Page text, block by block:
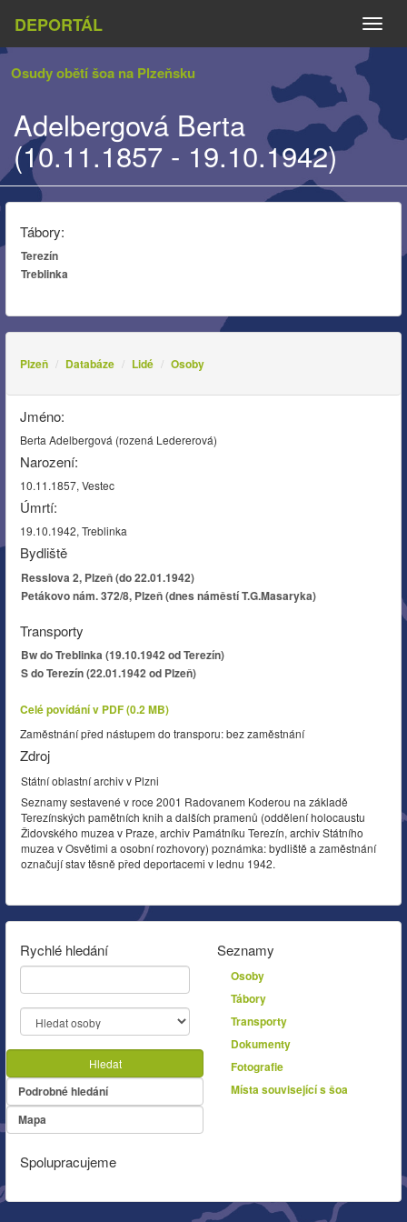
DEPORTÁL
Osudy obětí šoa na Plzeňsku
Adelbergová Berta
(10.11.1857 - 19.10.1942)
Tábory:
Terezín
Treblinka
Plzeň Databáze Lidé Osoby
Jméno:
Berta Adelbergová (rozená Ledererová)
Narození:
10.11.1857, Vestec
Úmrtí:
19.10.1942, Treblinka
Bydliště
Resslova 2, Plzeň (do 22.01.1942)
Petákovo nám. 372/8, Plzeň (dnes náměstí T.G.Masaryka)
Transporty
Bw do Treblinka (19.10.1942 od Terezín)
S do Terezín (22.01.1942 od Plzeň)
Celé povídání v PDF (0.2 MB)
Zaměstnání před nástupem do transporu: bez zaměstnání
Zdroj
Státní oblastní archiv v Plzni
Seznamy sestavené v roce 2001 Radovanem Koderou na základě
Terezínských pamětních knih a dalších pramenů (oddělení holocaustu
Židovského muzea v Praze, archiv Památníku Terezín, archiv Státního
muzea v Osvětimi a osobní rozhovory) poznámka: bydliště a zaměstnání
označují stav těsně před deportacemi v lednu 1942.
Rychlé hledání
Hledat
Podrobné hledání
Mapa
Seznamy
Osoby
Tábory
Transporty
Dokumenty
Fotografie
Místa související s šoa
Spolupracujeme